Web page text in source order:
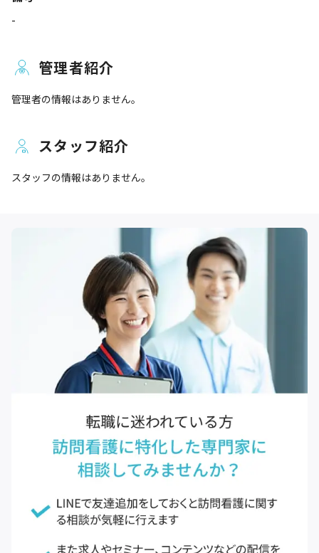
-
管理者紹介
管理者の情報はありません。
スタッフ紹介
スタッフの情報はありません。